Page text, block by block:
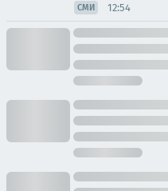
СМИ 12:54